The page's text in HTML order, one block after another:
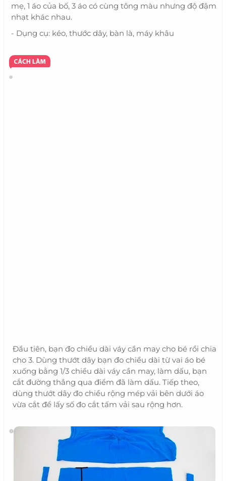
mẹ, 1 áo của bố, 3 áo có cùng tông màu nhưng độ đậm
nhạt khác nhau.
- Dụng cụ: kéo, thước dây, bàn là, máy khâu
Đầu tiên, bạn đo chiều dài váy cần may cho bé rồi chia
cho 3. Dùng thướt dây bạn đo chiều dài từ vai áo bé
xuống bằng 1/3 chiều dài váy cần may, làm dấu, bạn
cắt đường thẳng qua điểm đã làm dấu. Tiếp theo,
dùng thướt dây đo chiều rộng mép vải bên dưới áo
vừa cắt để lấy số đo cắt tấm vải sau rộng hơn.